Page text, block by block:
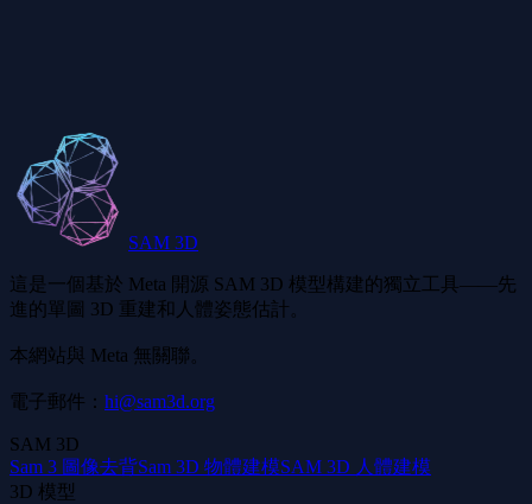
SAM 3D
這是一個基於 Meta 開源 SAM 3D 模型構建的獨立工具——先
進的單圖 3D 重建和人體姿態估計。
本網站與 Meta 無關聯。
電子郵件： hi@sam3d.org
SAM 3D
Sam 3 圖像去背Sam 3D 物體建模SAM 3D 人體建模
3D 模型